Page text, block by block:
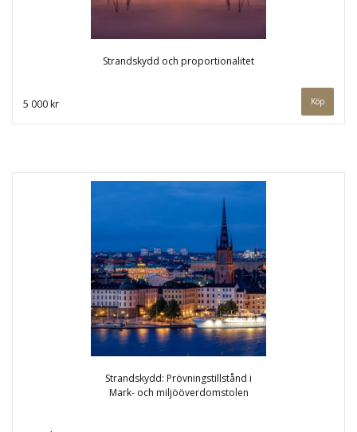
Strandskydd och proportionalitet
5 000 kr
Strandskydd: Prövningstillstånd i
Mark- och miljööverdomstolen